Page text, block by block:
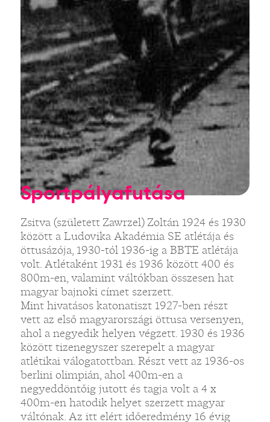
Sportpályafutása
Zsitva (született Zawrzel) Zoltán 1924 és 1930
között a Ludovika Akadémia SE atlétája és
öttusázója, 1930-tól 1936-ig a BBTE atlétája
volt. Atlétaként 1931 és 1936 között 400 és
800m-en, valamint váltókban összesen hat
magyar bajnoki címet szerzett.
Mint hivatásos katonatiszt 1927-ben részt
vett az első magyarországi öttusa versenyen,
ahol a negyedik helyen végzett. 1930 és 1936
között tizenegyszer szerepelt a magyar
atlétikai válogatottban. Részt vett az 1936-os
berlini olimpián, ahol 400m-en a
negyeddöntőig jutott és tagja volt a 4 x
400m-en hatodik helyet szerzett magyar
váltónak. Az itt elért időeredmény 16 évig